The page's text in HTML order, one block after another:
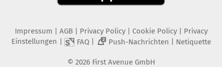
Impressum AGB Privacy Policy| Cookie Policy| Privacy
Einstellungen
FAQ| 2 Push-Nachrichten Netiquette
© 2026 First Avenue GmbH